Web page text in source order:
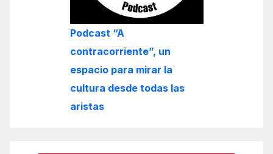
Podcast “A
contracorriente”, un
espacio para mirar la
cultura desde todas las
aristas